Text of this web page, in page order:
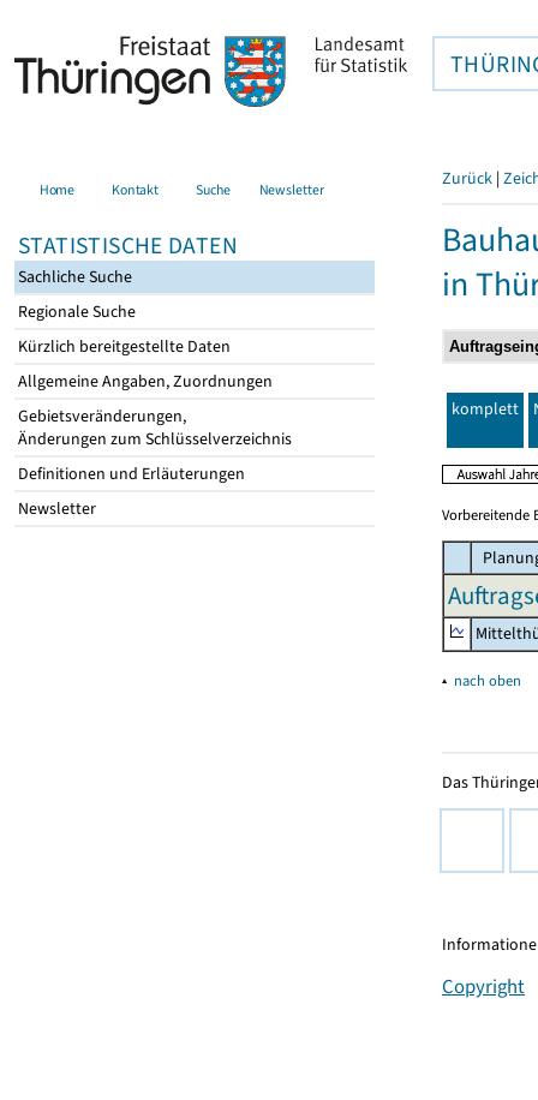
Home Kontakt Suche Newsletter
STATISTISCHE DATEN
Sachliche Suche
Regionale Suche
Kürzlich bereitgestellte Daten
Allgemeine Angaben, Zuordnungen
Gebietsveränderungen,
Änderungen zum Schlüsselverzeichnis
Definitionen und Erläuterungen
Newsletter
Zurück |
in
komplett
Vorbereitende
▴ nach oben
Das
Copyright